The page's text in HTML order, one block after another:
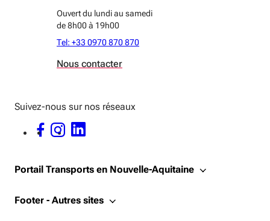
Ouvert du lundi au samedi
de 8h00 à 19h00
Tel: +33 0970 870 870
Nous contacter
Suivez-nous sur nos réseaux
FACEBOOK - OUVERTURE DANS UNE NOUVELLE FENÊTRE
INSTAGRAM - OUVERTURE DANS UNE NOUVELLE FENÊTRE
LINKEDIN - OUVERTURE DANS UNE NOUVELLE FENÊTRE
Portail Transports en Nouvelle-Aquitaine
Footer - Autres sites